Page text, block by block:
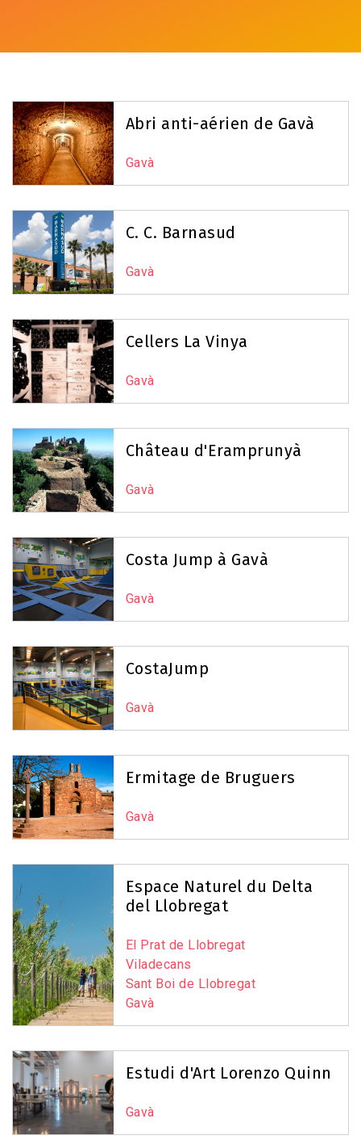
Abri anti-aérien de Gavà
Gavà
C. C. Barnasud
Gavà
Cellers La Vinya
Gavà
Château d'Eramprunyà
Gavà
Costa Jump à Gavà
Gavà
CostaJump
Gavà
Ermitage de Bruguers
Gavà
Espace Naturel du Delta
del Llobregat
El Prat de Llobregat
Viladecans
Sant Boi de Llobregat
Gavà
Estudi d'Art Lorenzo Quinn
Gavà